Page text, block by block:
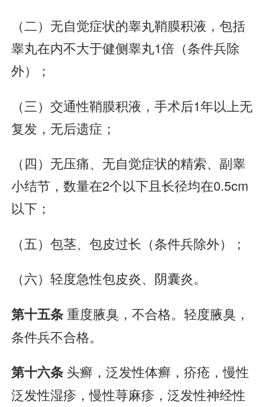
（二）无自觉症状的睾丸鞘膜积液，包括
睾丸在内不大于健侧睾丸1倍（条件兵除
外）；
（三）交通性鞘膜积液，手术后1年以上无
复发，无后遗症；
（四）无压痛、无自觉症状的精索、副睾
小结节，数量在2个以下且长径均在0.5cm
以下；
（五）包茎、包皮过长（条件兵除外）；
（六）轻度急性包皮炎、阴囊炎。
第十五条重度腋臭，不合格。轻度腋臭，
条件兵不合格。
第十六条 头癣，泛发性体癣，疥疮，慢性
泛发性湿疹，慢性荨麻疹，泛发性神经性